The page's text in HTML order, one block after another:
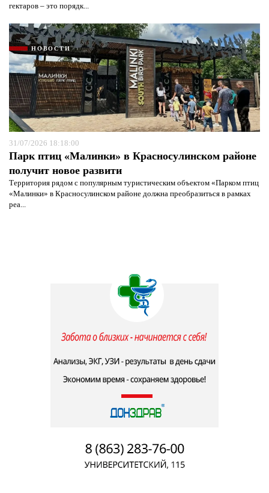
гектаров – это порядк...
НОВОСТИ
31/07/2026 18:18:00
Парк птиц «Малинки» в Красносулинском районе
получит новое развити
Территория рядом с популярным туристическим объектом «Парком птиц
«Малинки» в Красносулинском районе должна преобразиться в рамках
реа...